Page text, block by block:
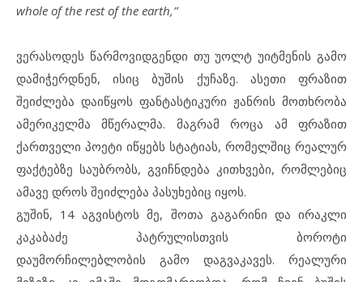
whole of the rest of the earth,”
ვერასოდეს წარმოვიდგენდი თუ უოლტ უიტმენის გამო
დამიჭერდნენ, ისიც ბუშის ქუჩაზე. ასეთი ფრაზით
შეიძლება დაიწყოს ფანტასტიკური ჟანრის მოთხრობა
ამერიკელმა მწერალმა. მაგრამ როცა ამ ფრაზით
ქართველი პოეტი იწყებს სტატიას, რომელშიც რეალურ
ფაქტებზე საუბრობს, გვიჩნდება კითხვები, რომლებიც
ამავე დროს შეიძლება პასუხებიც იყოს.
გუშინ, 14 აგვისტოს მე, შოთა გაგარინი და ირაკლი
კაკაბაძე პატრულისთვის ბოროტი
დაუმორჩილებლობის გამო დაგვაკავეს. რეალური